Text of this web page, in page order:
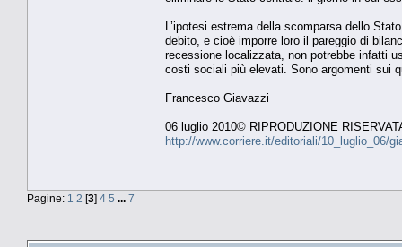
L’ipotesi estrema della scomparsa dello
debito, e cioè imporre loro il pareggio di
recessione localizzata, non potrebbe infatti
costi sociali più elevati. Sono argomenti sui
Francesco Giavazzi
06 luglio 2010© RIPRODUZIONE
http://www.corriere.it/editoriali/10_luglio_06/
Pagine: 1 2 [3] 4 5 ... 7